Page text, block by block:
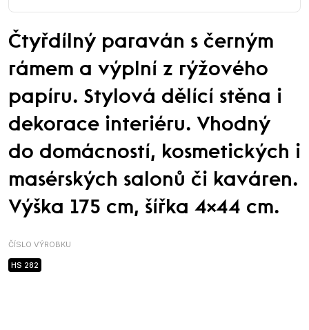
Čtyřdílný paraván s černým
rámem a výplní z rýžového
papíru. Stylová dělící stěna i
dekorace interiéru. Vhodný
do domácností, kosmetických i
masérských salonů či kaváren.
Výška 175 cm, šířka 4×44 cm.
ČÍSLO VÝROBKU
HS 282